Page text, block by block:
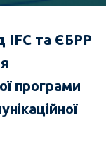
IFC та ЄБРР
програми